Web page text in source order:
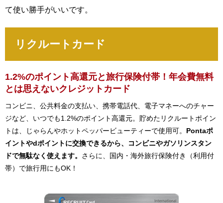
て使い勝手がいいです。
リクルートカード
1.2%のポイント高還元と旅行保険付帯！年会費無料
とは思えないクレジットカード
コンビニ、公共料金の支払い、携帯電話代、電子マネーへのチャー
ジなど、いつでも1.2%のポイント高還元。貯めたリクルートポイン
トは、じゃらんやホットペッパービューティーで使用可。 Pontaポ
イントやdポイントに交換できるから、コンビニやガソリンスタン
ドで無駄なく使えます。 さらに、国内・海外旅行保険付き（利用付
帯）で旅行用にもOK！